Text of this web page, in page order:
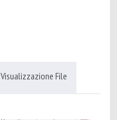
Visualizzazione File